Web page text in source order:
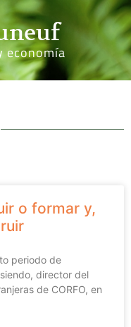
economía
o formar y,
periodo de
director del
de CORFO, en